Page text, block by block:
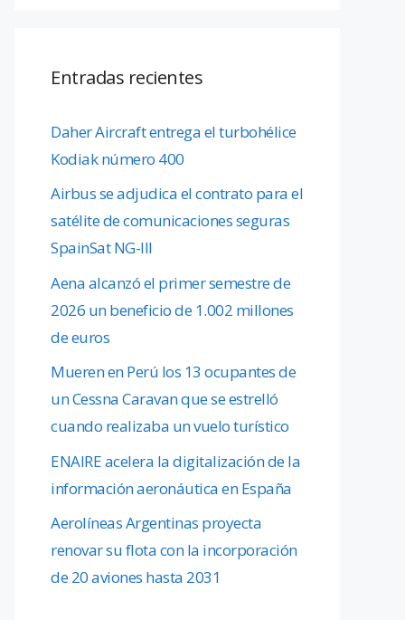
Entradas recientes
Daher Aircraft entrega el turbohélice
Kodiak número 400
Airbus se adjudica el contrato para el
satélite de comunicaciones seguras
SpainSat NG-III
Aena alcanzó el primer semestre de
2026 un beneficio de 1.002 millones
de euros
Mueren en Perú los 13 ocupantes de
un Cessna Caravan que se estrelló
cuando realizaba un vuelo turístico
ENAIRE acelera la digitalización de la
información aeronáutica en España
Aerolíneas Argentinas proyecta
renovar su flota con la incorporación
de 20 aviones hasta 2031